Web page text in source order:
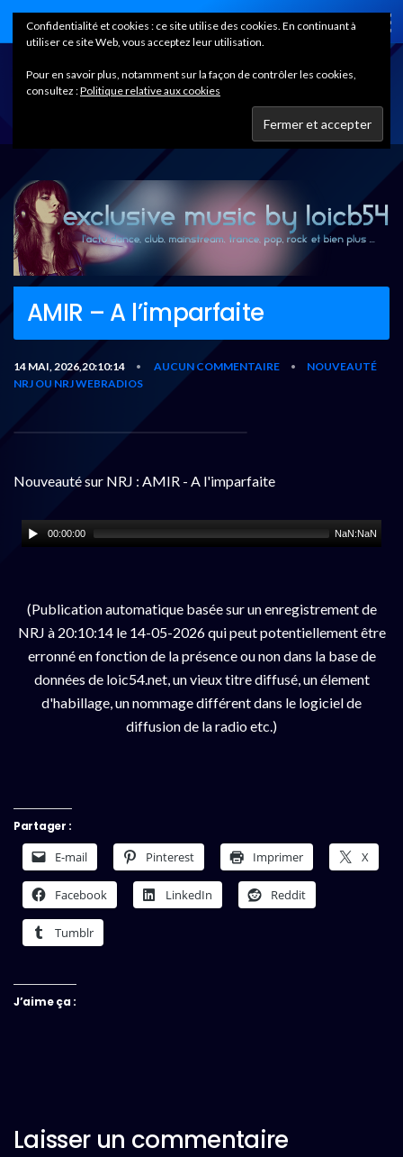
Home
AMIR – A l’imparfaite
14 MAI, 2026,20:10:14 • AUCUN COMMENTAIRE •
NOUVEAUTÉ
NRJ OU NRJ WEBRADIOS
Nouveauté sur NRJ : AMIR - A l'imparfaite
00:00:00 NaN:NaN
(Publication automatique basée sur un enregistrement de
NRJ à 20:10:14 le 14-05-2026 qui peut potentiellement être
erronné en fonction de la présence ou non dans la base de
données de loic54.net, un vieux titre diffusé, un élement
d'habillage, un nommage différent dans le logiciel de
diffusion de la radio etc.)
Partager :
E-mail Pinterest Imprimer X
Facebook LinkedIn Reddit
Tumblr
J’aime ça :
Laisser un commentaire
Confidentialité et cookies : ce site utilise des cookies. En continuant à
utiliser ce site Web, vous acceptez leur utilisation.
Pour en savoir plus, notamment sur la façon de contrôler les cookies,
consultez :Politique relative aux cookies